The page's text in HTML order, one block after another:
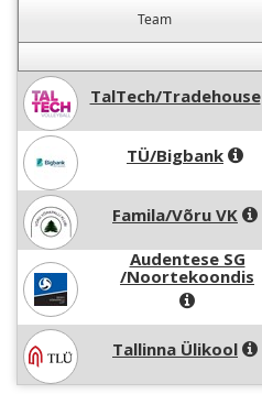
Team
TalTech/Tradehouse
TÜ/Bigbank
Famila/Võru VK
Audentese SG
/Noortekoondis
Tallinna Ülikool